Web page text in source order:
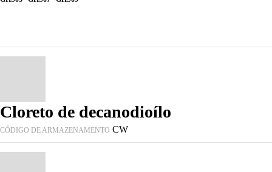
Cloreto de decanodioílo
CÓDIGO DE ARMAZENAMENTO CW